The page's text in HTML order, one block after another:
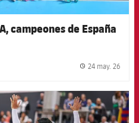
campeones de España
24 may. 26
FCB Barcelona badge